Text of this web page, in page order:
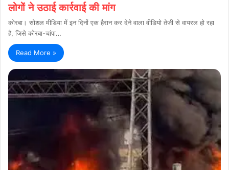
लोगों ने उठाई कार्रवाई की मांग
कोरबा। सोशल मीडिया में इन दिनों एक हैरान कर देने वाला वीडियो तेजी से वायरल हो रहा
है, जिसे कोरबा-चांपा…
Read More »